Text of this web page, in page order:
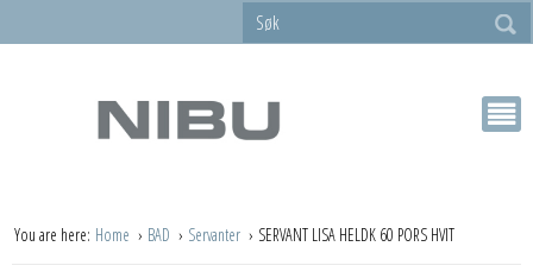
You are here: Home BAD Servanter SERVANT LISA HELDK 60 PORS HVIT